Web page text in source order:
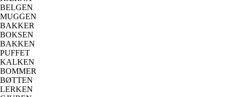
BELGEN
MUGGEN
BAKKER
BOKSEN
BAKKEN
PUFFET
KALKEN
BOMMER
BØTTEN
LERKEN